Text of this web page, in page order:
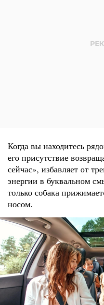
Когда вы находитесь
его присутствие
сейчас», избавляет от
энергии в буквальном
только собака
носом.